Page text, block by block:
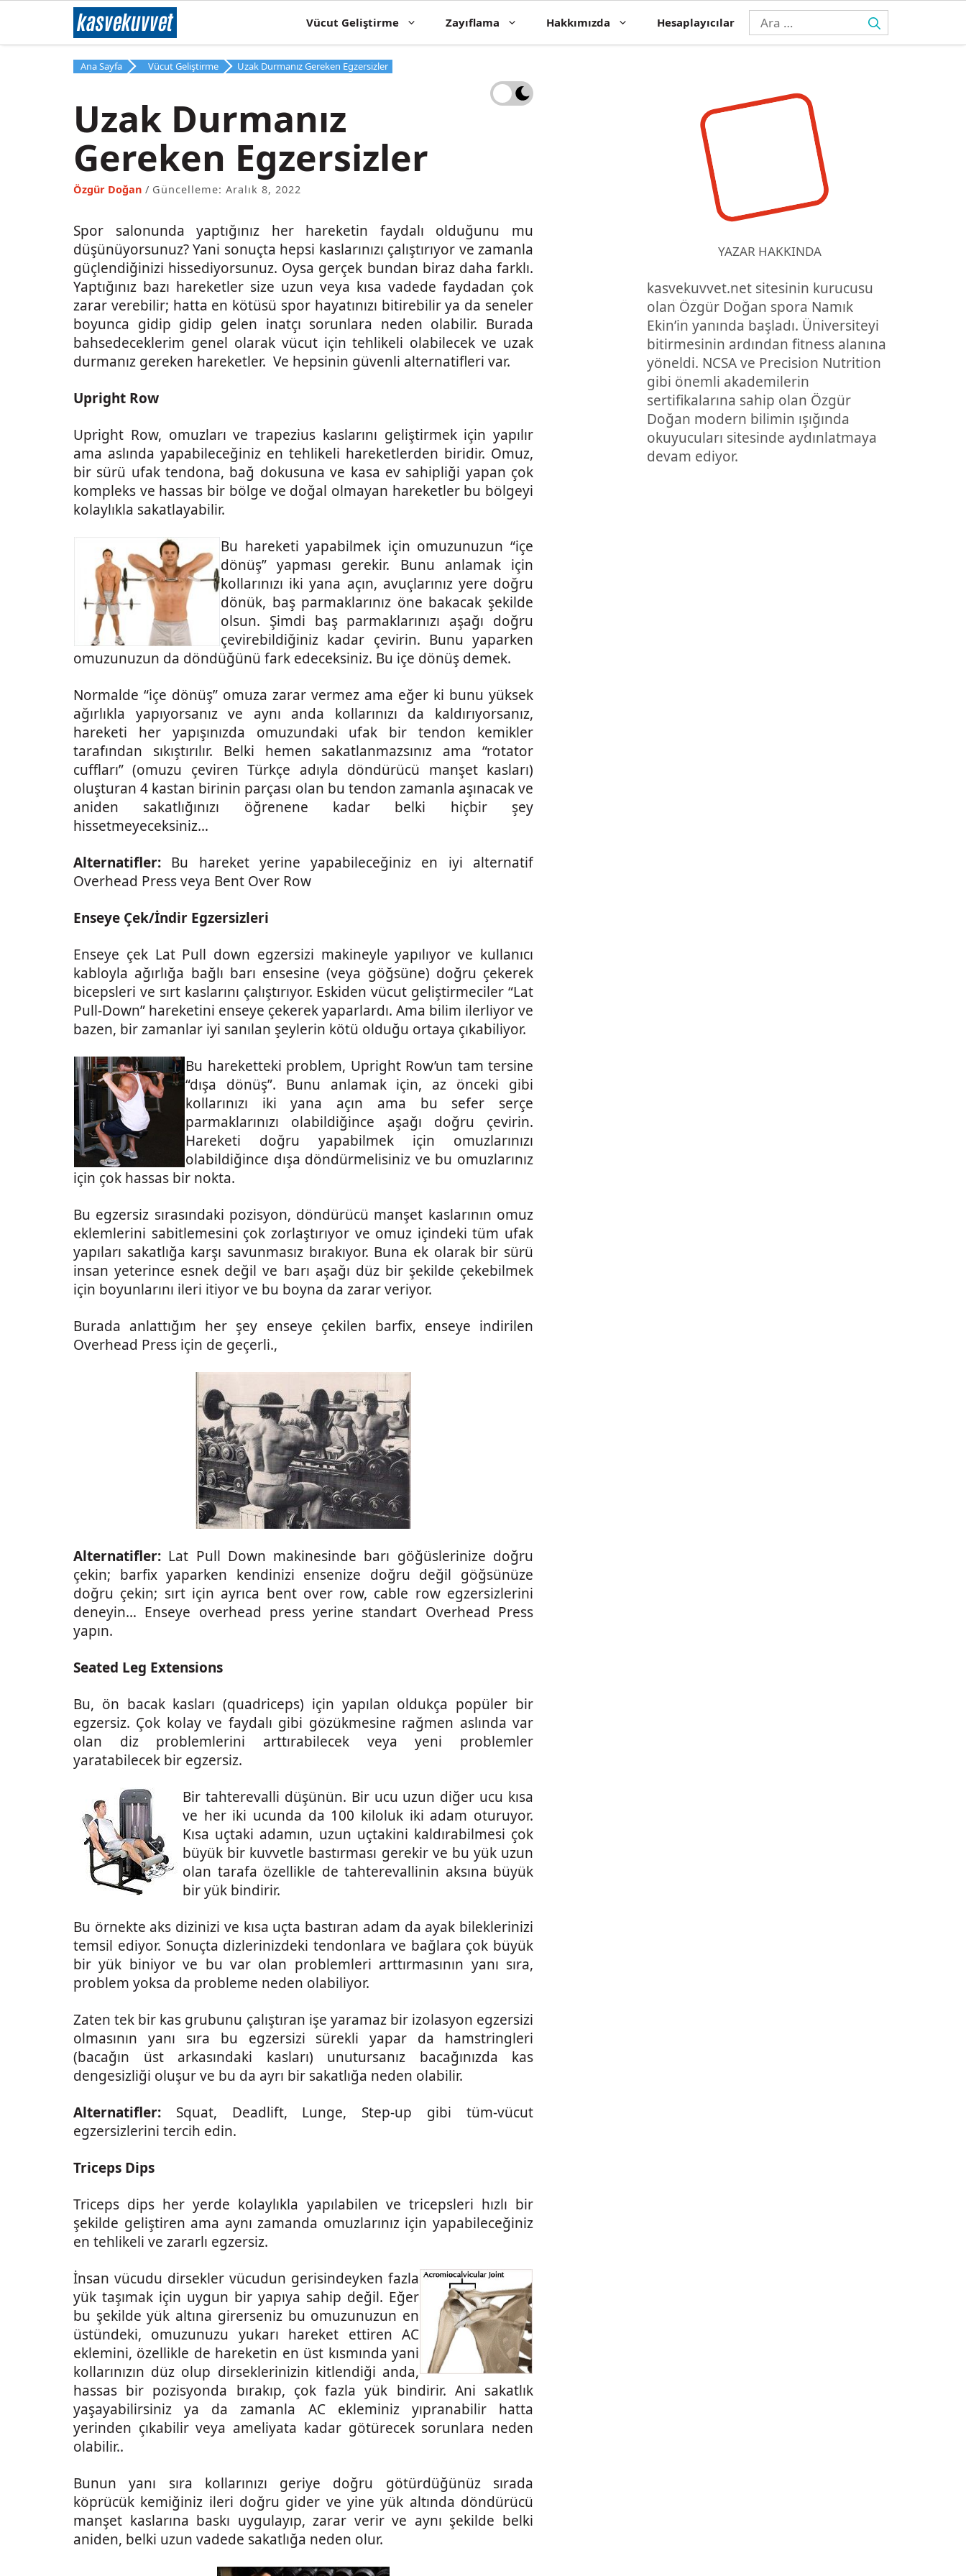
Vücut Geliştirme Zayıflama Hakkımızda Hesaplayıcılar
için
ara
kasvekuvvet
Ana Sayfa Vücut Geliştirme Uzak Durmanız Gereken Egzersizler
Uzak Durmanız
Gereken Egzersizler
Güncelleme: Aralık 8, 2022
Özgür Doğan
Spor salonunda yaptığınız her hareketin faydalı olduğunu mu
düşünüyorsunuz? Yani sonuçta hepsi kaslarınızı çalıştırıyor ve zamanla
güçlendiğinizi hissediyorsunuz. Oysa gerçek bundan biraz daha farklı.
Yaptığınız bazı hareketler size uzun veya kısa vadede faydadan çok
zarar verebilir; hatta en kötüsü spor hayatınızı bitirebilir ya da seneler
boyunca gidip gidip gelen inatçı sorunlara neden olabilir. Burada
bahsedeceklerim genel olarak vücut için tehlikeli olabilecek ve uzak
durmanız gereken hareketler. Ve hepsinin güvenli alternatifleri var.
Upright Row
Upright Row, omuzları ve trapezius kaslarını geliştirmek için yapılır
ama aslında yapabileceğiniz en tehlikeli hareketlerden biridir. Omuz,
bir sürü ufak tendona, bağ dokusuna ve kasa ev sahipliği yapan çok
kompleks ve hassas bir bölge ve doğal olmayan hareketler bu bölgeyi
kolaylıkla sakatlayabilir.
Bu hareketi yapabilmek için omuzunuzun “içe
dönüş” yapması gerekir. Bunu anlamak için
kollarınızı iki yana açın, avuçlarınız yere doğru
dönük, baş parmaklarınız öne bakacak şekilde
olsun. Şimdi baş parmaklarınızı aşağı doğru
çevirebildiğiniz kadar çevirin. Bunu yaparken
omuzunuzun da döndüğünü fark edeceksiniz. Bu içe dönüş demek.
Normalde “içe dönüş” omuza zarar vermez ama eğer ki bunu yüksek
ağırlıkla yapıyorsanız ve aynı anda kollarınızı da kaldırıyorsanız,
hareketi her yapışınızda omuzundaki ufak bir tendon kemikler
tarafından sıkıştırılır. Belki hemen sakatlanmazsınız ama “rotator
cuffları” (omuzu çeviren Türkçe adıyla döndürücü manşet kasları)
oluşturan 4 kastan birinin parçası olan bu tendon zamanla aşınacak ve
aniden sakatlığınızı öğrenene kadar belki hiçbir şey
hissetmeyeceksiniz…
Alternatifler: Bu hareket yerine yapabileceğiniz en iyi alternatif
Overhead Press veya Bent Over Row
Enseye Çek/İndir Egzersizleri
Enseye çek Lat Pull down egzersizi makineyle yapılıyor ve kullanıcı
kabloyla ağırlığa bağlı barı ensesine (veya göğsüne) doğru çekerek
bicepsleri ve sırt kaslarını çalıştırıyor. Eskiden vücut geliştirmeciler “Lat
Pull-Down” hareketini enseye çekerek yaparlardı. Ama bilim ilerliyor ve
bazen, bir zamanlar iyi sanılan şeylerin kötü olduğu ortaya çıkabiliyor.
Bu hareketteki problem, Upright Row’un tam tersine
“dışa dönüş”. Bunu anlamak için, az önceki gibi
kollarınızı iki yana açın ama bu sefer serçe
parmaklarınızı olabildiğince aşağı doğru çevirin.
Hareketi doğru yapabilmek için omuzlarınızı
olabildiğince dışa döndürmelisiniz ve bu omuzlarınız
için çok hassas bir nokta.
Bu egzersiz sırasındaki pozisyon, döndürücü manşet kaslarının omuz
eklemlerini sabitlemesini çok zorlaştırıyor ve omuz içindeki tüm ufak
yapıları sakatlığa karşı savunmasız bırakıyor. Buna ek olarak bir sürü
insan yeterince esnek değil ve barı aşağı düz bir şekilde çekebilmek
için boyunlarını ileri itiyor ve bu boyna da zarar veriyor.
Burada anlattığım her şey enseye çekilen barfix, enseye indirilen
Overhead Press için de geçerli.,
Alternatifler: Lat Pull Down makinesinde barı göğüslerinize doğru
çekin; barfix yaparken kendinizi ensenize doğru değil göğsünüze
doğru çekin; sırt için ayrıca bent over row, cable row egzersizlerini
deneyin… Enseye overhead press yerine standart Overhead Press
yapın.
Seated Leg Extensions
Bu, ön bacak kasları (quadriceps) için yapılan oldukça popüler bir
egzersiz. Çok kolay ve faydalı gibi gözükmesine rağmen aslında var
olan diz problemlerini arttırabilecek veya yeni problemler
yaratabilecek bir egzersiz.
Bir tahterevalli düşünün. Bir ucu uzun diğer ucu kısa
ve her iki ucunda da 100 kiloluk iki adam oturuyor.
Kısa uçtaki adamın, uzun uçtakini kaldırabilmesi çok
büyük bir kuvvetle bastırması gerekir ve bu yük uzun
olan tarafa özellikle de tahterevallinin aksına büyük
bir yük bindirir.
Bu örnekte aks dizinizi ve kısa uçta bastıran adam da ayak bileklerinizi
temsil ediyor. Sonuçta dizlerinizdeki tendonlara ve bağlara çok büyük
bir yük biniyor ve bu var olan problemleri arttırmasının yanı sıra,
problem yoksa da probleme neden olabiliyor.
Zaten tek bir kas grubunu çalıştıran işe yaramaz bir izolasyon egzersizi
olmasının yanı sıra bu egzersizi sürekli yapar da hamstringleri
(bacağın üst arkasındaki kasları) unutursanız bacağınızda kas
dengesizliği oluşur ve bu da ayrı bir sakatlığa neden olabilir.
Alternatifler: Squat, Deadlift, Lunge, Step-up gibi tüm-vücut
egzersizlerini tercih edin.
Triceps Dips
Triceps dips her yerde kolaylıkla yapılabilen ve tricepsleri hızlı bir
şekilde geliştiren ama aynı zamanda omuzlarınız için yapabileceğiniz
en tehlikeli ve zararlı egzersiz.
İnsan vücudu dirsekler vücudun gerisindeyken fazla
yük taşımak için uygun bir yapıya sahip değil. Eğer
bu şekilde yük altına girerseniz bu omuzunuzun en
üstündeki, omuzunuzu yukarı hareket ettiren AC
eklemini, özellikle de hareketin en üst kısmında yani
kollarınızın düz olup dirseklerinizin kitlendiği anda,
hassas bir pozisyonda bırakıp, çok fazla yük bindirir. Ani sakatlık
yaşayabilirsiniz ya da zamanla AC ekleminiz yıpranabilir hatta
yerinden çıkabilir veya ameliyata kadar götürecek sorunlara neden
olabilir..
Bunun yanı sıra kollarınızı geriye doğru götürdüğünüz sırada
köprücük kemiğiniz ileri doğru gider ve yine yük altında döndürücü
manşet kaslarına baskı uygulayıp, zarar verir ve aynı şekilde belki
aniden, belki uzun vadede sakatlığa neden olur.
YAZAR HAKKINDA
kasvekuvvet.net sitesinin kurucusu
olan Özgür Doğan spora Namık
Ekin’in yanında başladı. Üniversiteyi
bitirmesinin ardından fitness alanına
yöneldi. NCSA ve Precision Nutrition
gibi önemli akademilerin
sertifikalarına sahip olan Özgür
Doğan modern bilimin ışığında
okuyucuları sitesinde aydınlatmaya
devam ediyor.